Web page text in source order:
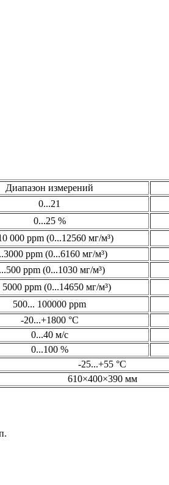
Диапазон измерений
0...21
0...25 %
000 ppm (0...12560 мг/м³)
ppm (0...6160 мг/м³)
ppm (0...1030 мг/м³)
5000 ppm (0...14650 мг/м³)
500... 100000 ppm
-20...+1800 °С
0...40 м/с
0...100 %
-25...+55 °С
610×400×390 мм